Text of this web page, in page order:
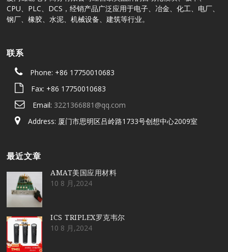
CPU、PLC、DCS，经销产品广泛应用于电子、冶金、化工、电厂、
钢厂、橡胶、水泥、机械设备、建筑等行业。
联系
Phone: +86 17750010683
Fax: +86 17750010683
Email: 3221366881@qq.com
Address: 厦门市思明区吕岭路1733号创想中心2009室
最近文章
AMAT美国应用材料
10 8 月,2024
ICS TRIPLEX罗克韦尔
10 8 月,2024